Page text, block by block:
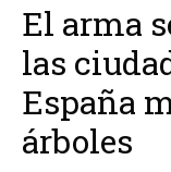
El arma
las
España
árboles